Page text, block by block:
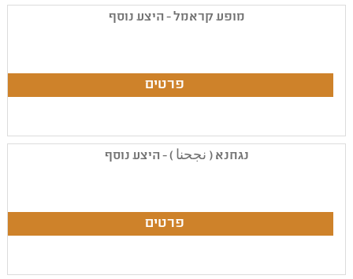
מופע קראמל - היצע נוסף
נגחנא ( نجحنا ) - היצע נוסף